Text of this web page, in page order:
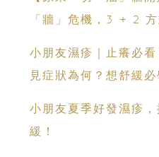
「牆」危機，3 + 2
小朋友濕疹｜止癢必
見症狀為何？想舒緩
小朋友夏季好發濕疹
緩！